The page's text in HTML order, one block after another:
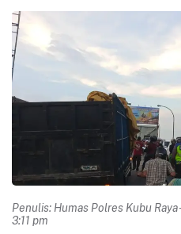
Penulis: Humas Polres Kubu Raya
3:11 pm